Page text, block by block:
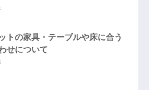
トの家具・テーブルや床に合う
せについて